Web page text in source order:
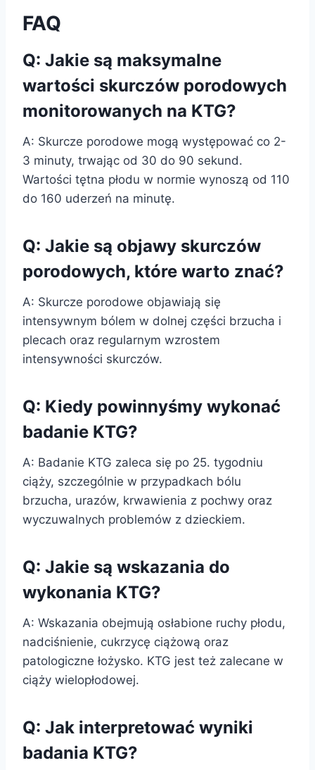
FAQ
Q: Jakie są maksymalne
wartości skurczów porodowych
monitorowanych na KTG?
A: Skurcze porodowe mogą występować co 2-
3 minuty, trwając od 30 do 90 sekund.
Wartości tętna płodu w normie wynoszą od 110
do 160 uderzeń na minutę.
Q: Jakie są objawy skurczów
porodowych, które warto znać?
A: Skurcze porodowe objawiają się
intensywnym bólem w dolnej części brzucha i
plecach oraz regularnym wzrostem
intensywności skurczów.
Q: Kiedy powinnyśmy wykonać
badanie KTG?
A: Badanie KTG zaleca się po 25. tygodniu
ciąży, szczególnie w przypadkach bólu
brzucha, urazów, krwawienia z pochwy oraz
wyczuwalnych problemów z dzieckiem.
Q: Jakie są wskazania do
wykonania KTG?
A: Wskazania obejmują osłabione ruchy płodu,
nadciśnienie, cukrzycę ciążową oraz
patologiczne łożysko. KTG jest też zalecane w
ciąży wielopłodowej.
Q: Jak interpretować wyniki
badania KTG?